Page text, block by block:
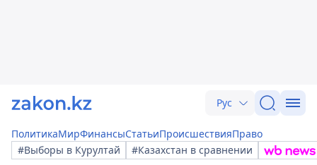
Рус
ПолитикаМирФинансыСтатьиПроисшествияПраво
#Выборы в Курултай
#Казахстан в сравнении